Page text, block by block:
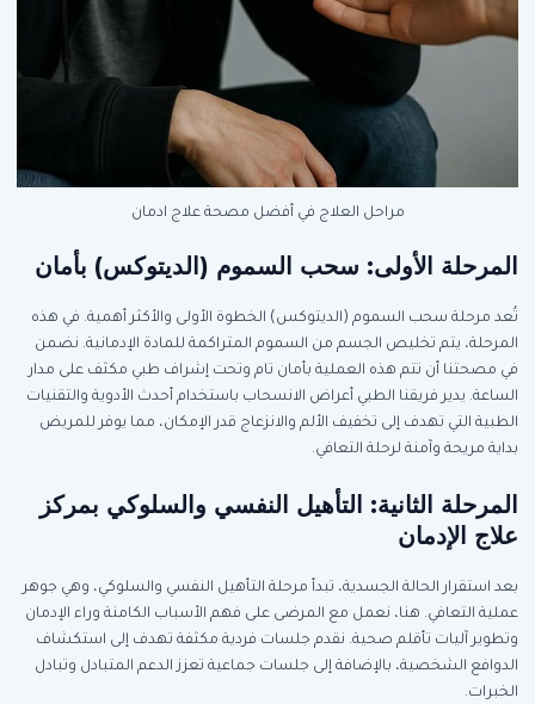
مراحل العلاج في أفضل مصحة علاج ادمان
المرحلة الأولى: سحب السموم (الديتوكس) بأمان
تُعد مرحلة سحب السموم (الديتوكس) الخطوة الأولى والأكثر أهمية. في هذه
المرحلة، يتم تخليص الجسم من السموم المتراكمة للمادة الإدمانية. نضمن
في مصحتنا أن تتم هذه العملية بأمان تام وتحت إشراف طبي مكثف على مدار
الساعة. يدير فريقنا الطبي أعراض الانسحاب باستخدام أحدث الأدوية والتقنيات
الطبية التي تهدف إلى تخفيف الألم والانزعاج قدر الإمكان، مما يوفر للمريض
بداية مريحة وآمنة لرحلة التعافي.
المرحلة الثانية: التأهيل النفسي والسلوكي بمركز
علاج الإدمان
بعد استقرار الحالة الجسدية، تبدأ مرحلة التأهيل النفسي والسلوكي، وهي جوهر
عملية التعافي. هنا، نعمل مع المرضى على فهم الأسباب الكامنة وراء الإدمان
وتطوير آليات تأقلم صحية. نقدم جلسات فردية مكثفة تهدف إلى استكشاف
الدوافع الشخصية، بالإضافة إلى جلسات جماعية تعزز الدعم المتبادل وتبادل
الخبرات.